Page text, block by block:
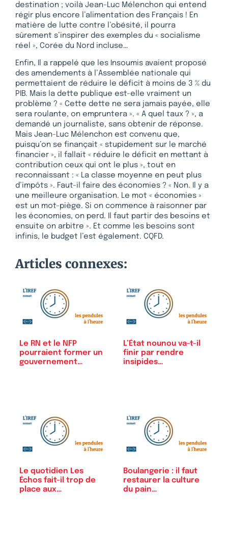
destination ; voilà Jean-Luc Mélenchon qui entend
régir plus encore l’alimentation des Français ! En
matière de lutte contre l’obésité, il pourra
sûrement s’inspirer des exemples du « socialisme
réel », Corée du Nord incluse…
Enfin, Il a rappelé que les Insoumis avaient proposé
des amendements à l’Assemblée nationale qui
permettaient de réduire le déficit à moins de 3 % du
PIB. Mais la dette publique est-elle vraiment un
problème ? « Cette dette ne sera jamais payée, elle
sera roulante, on empruntera ». « A quel taux ? », a
demandé un journaliste, sans obtenir de réponse.
Mais Jean-Luc Mélenchon est convenu que,
puisqu’on se finançait « stupidement sur le marché
financier », il fallait « réduire le déficit en mettant à
contribution ceux qui ont le plus », tout en
reconnaissant : « La classe moyenne en peut plus
d’impôts ». Faut-il faire des économies ? « Non. Il y a
une meilleure organisation. Le mot « économies »
est un mot-piège. Si on commence à raisonner par
les économies, on perd. Il faut partir des besoins et
ensuite on arbitre ». Et comme les besoins sont
infinis, le budget l’est également. CQFD.
Articles connexes:
Le RN et le NFP
pourraient former un
gouvernement
L’État nounou va-t-il
finir par rendre
insipides…
Le quotidien Les
Échos fait-il trop de
place aux…
Boulangerie : il faut
restaurer la culture
du pain…